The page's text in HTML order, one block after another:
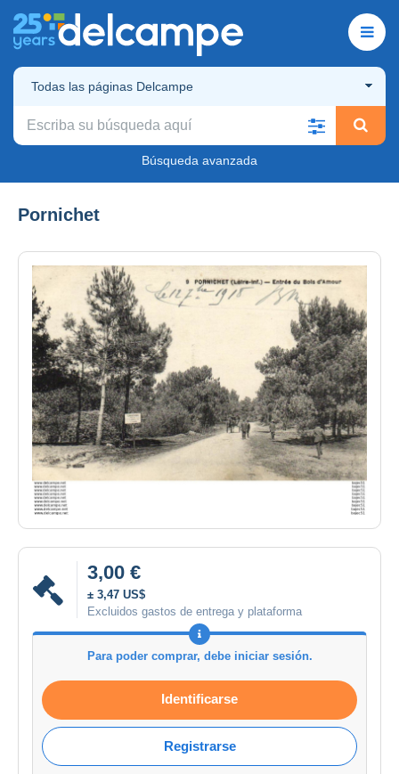
Todas las páginas Delcampe
Búsqueda avanzada
Pornichet
3,00 €
± 3,47 US$
Excluidos gastos de entrega y plataforma
Para poder comprar, debe iniciar sesión.
Identificarse
Registrarse